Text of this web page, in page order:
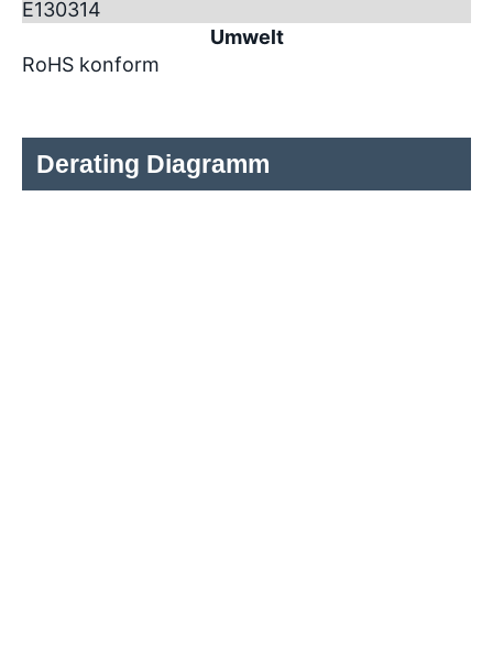
E130314
Umwelt
RoHS konform
Derating Diagramm